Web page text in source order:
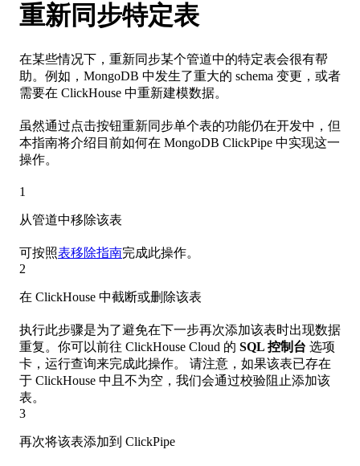
重新同步特定表
在某些情况下，重新同步某个管道中的特定表会很有帮
助。例如，MongoDB 中发生了重大的 schema 变更，或者
需要在 ClickHouse 中重新建模数据。
虽然通过点击按钮重新同步单个表的功能仍在开发中，但
本指南将介绍目前如何在 MongoDB ClickPipe 中实现这一
操作。
1
从管道中移除该表
可按照表移除指南完成此操作。
2
在 ClickHouse 中截断或删除该表
执行此步骤是为了避免在下一步再次添加该表时出现数据
重复。你可以前往 ClickHouse Cloud 的 SQL 控制台 选项
卡，运行查询来完成此操作。 请注意，如果该表已存在
于 ClickHouse 中且不为空，我们会通过校验阻止添加该
表。
3
再次将该表添加到 ClickPipe